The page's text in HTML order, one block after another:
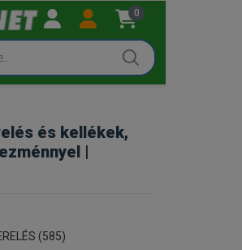
0
és kellékek,
|
(585)